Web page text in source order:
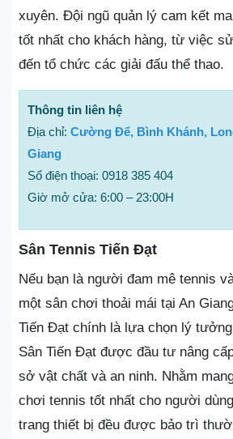
xuyên. Đội ngũ quản lý cam kết
tốt nhất cho khách hàng, từ việc
đến tổ chức các giải đấu thể thao.
Thông tin liên hệ
Địa chỉ: Cường Để, Bình Khánh,
Giang
Số điện thoại: 0918 385 404
Giờ mở cửa: 6:00 – 23:00H
Sân Tennis Tiến Đạt
Nếu bạn là người đam mê tennis
một sân chơi thoải mái tại An
Tiến Đạt chính là lựa chọn lý
Sân Tiến Đạt được đầu tư nâng
sở vật chất và an ninh. Nhằm
chơi tennis tốt nhất cho người
trang thiết bị đều được bảo trì